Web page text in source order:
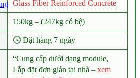
Glass Fiber Reinforced Concrete
150kg – (247kg có bệ)
🕓 Đặt hàng 7 ngày
“Cung cấp dưới dạng module,
Lắp đặt đơn giản tại nhà – xem